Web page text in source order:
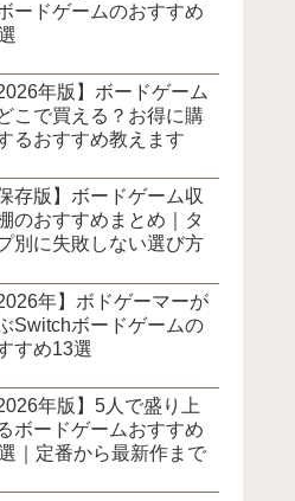
ードゲームのおすすめ
2026年版】ボードゲーム
こで買える？お得に購
るおすすめ教えます
保存版】ボードゲーム収
のおすすめまとめ｜タ
別に失敗しない選び方
2026年】ボドゲーマーが
Switchボードゲームの
すめ13選
2026年版】5人で盛り上
ボードゲームおすすめ
｜定番から最新作まで